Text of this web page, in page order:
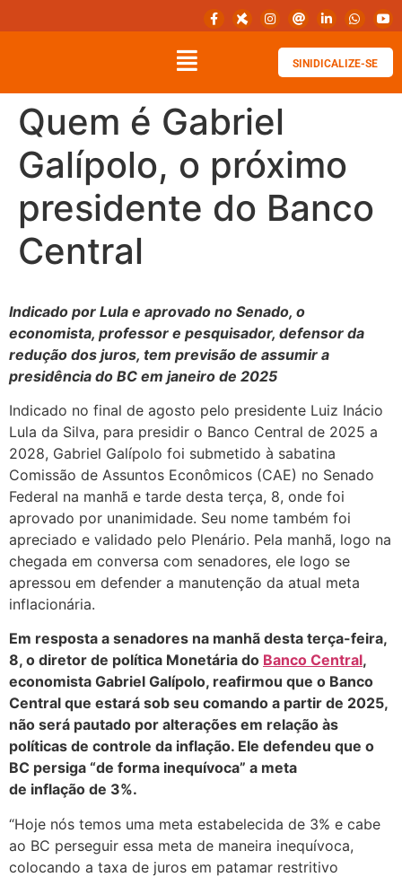
SINIDICALIZE-SE
Quem é Gabriel
Galípolo, o próximo
presidente do Banco
Central
Indicado por Lula e aprovado no Senado, o
economista, professor e pesquisador, defensor da
redução dos juros, tem previsão de assumir a
presidência do BC em janeiro de 2025
Indicado no final de agosto pelo presidente Luiz Inácio
Lula da Silva, para presidir o Banco Central de 2025 a
2028, Gabriel Galípolo foi submetido à sabatina
Comissão de Assuntos Econômicos (CAE) no Senado
Federal na manhã e tarde desta terça, 8, onde foi
aprovado por unanimidade. Seu nome também foi
apreciado e validado pelo Plenário. Pela manhã, logo na
chegada em conversa com senadores, ele logo se
apressou em defender a manutenção da atual meta
inflacionária.
Em resposta a senadores na manhã desta terça-feira,
8, o diretor de política Monetária do Banco Central,
economista Gabriel Galípolo, reafirmou que o Banco
Central que estará sob seu comando a partir de 2025,
não será pautado por alterações em relação às
políticas de controle da inflação. Ele defendeu que o
BC persiga “de forma inequívoca” a meta
de inflação de 3%.
“Hoje nós temos uma meta estabelecida de 3% e cabe
ao BC perseguir essa meta de maneira inequívoca,
colocando a taxa de juros em patamar restritivo